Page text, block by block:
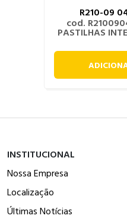
R210-09
cod.
PASTILHAS
INSTITUCIONAL
Nossa Empresa
Localização
Últimas Notícias